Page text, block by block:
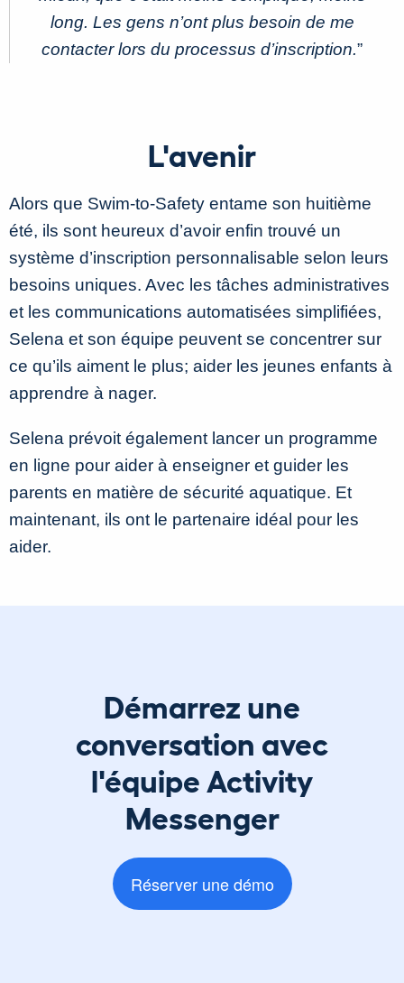
long. Les gens n’ont plus besoin de me
contacter lors du processus d’inscription.”
L'avenir
Alors que Swim-to-Safety entame son huitième
été, ils sont heureux d’avoir enfin trouvé un
système d’inscription personnalisable selon leurs
besoins uniques. Avec les tâches administratives
et les communications automatisées simplifiées,
Selena et son équipe peuvent se concentrer sur
ce qu’ils aiment le plus; aider les jeunes enfants à
apprendre à nager.
Selena prévoit également lancer un programme
en ligne pour aider à enseigner et guider les
parents en matière de sécurité aquatique. Et
maintenant, ils ont le partenaire idéal pour les
aider.
Démarrez une
conversation avec
l'équipe Activity
Messenger
Réserver une démo